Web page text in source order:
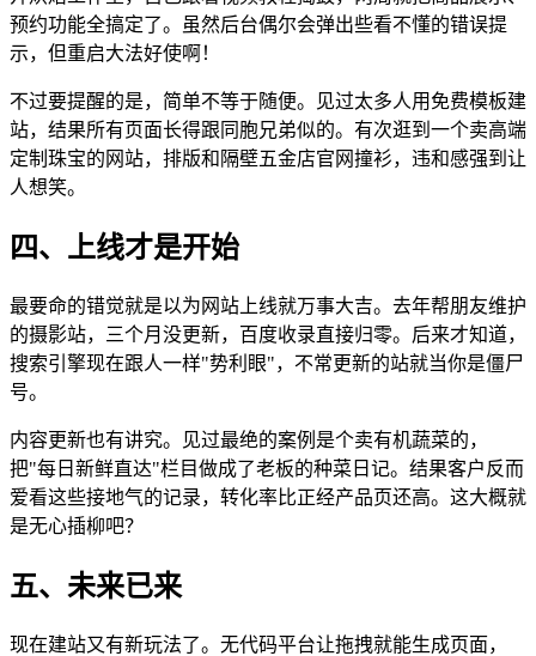
预约功能全搞定了。虽然后台偶尔会弹出些看不懂的错误提
示，但重启大法好使啊！
不过要提醒的是，简单不等于随便。见过太多人用免费模板建
站，结果所有页面长得跟同胞兄弟似的。有次逛到一个卖高端
定制珠宝的网站，排版和隔壁五金店官网撞衫，违和感强到让
人想笑。
四、上线才是开始
最要命的错觉就是以为网站上线就万事大吉。去年帮朋友维护
的摄影站，三个月没更新，百度收录直接归零。后来才知道，
搜索引擎现在跟人一样"势利眼"，不常更新的站就当你是僵尸
号。
内容更新也有讲究。见过最绝的案例是个卖有机蔬菜的，
把"每日新鲜直达"栏目做成了老板的种菜日记。结果客户反而
爱看这些接地气的记录，转化率比正经产品页还高。这大概就
是无心插柳吧？
五、未来已来
现在建站又有新玩法了。无代码平台让拖拽就能生成页面，